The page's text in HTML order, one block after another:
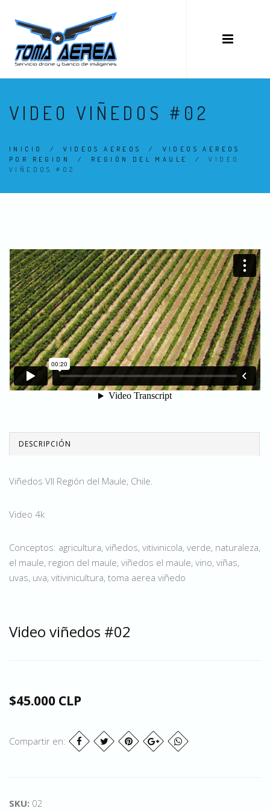
VIDEO VIÑEDOS #02
INICIO /VIDEOS AEREOS / VIDEOS AEREOS
POR REGION
/ REGIÓN DEL MAULE /VIDEO
VIÑEDOS #02
DESCRIPCIÓN
Viñedos VII Región del Maule, Chile.
Video 4k
Conceptos: agricultura, viñedos, vitivinicola, verde, naturaleza,
el maule, region del maule, viñedos el maule, vino, viñas,
uvas, uva, vitivinicultura, toma aerea viñedo
Video viñedos #02
$45.000 CLP
Compartir en:
SKU: 02